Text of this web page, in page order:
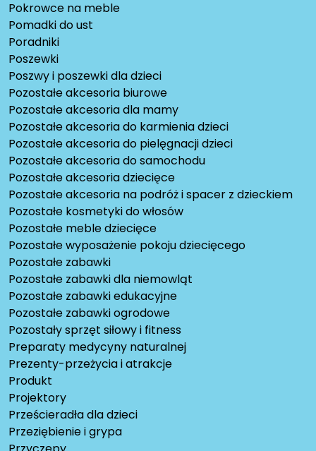
Pokrowce na meble
Pomadki do ust
Poradniki
Poszewki
Poszwy i poszewki dla dzieci
Pozostałe akcesoria biurowe
Pozostałe akcesoria dla mamy
Pozostałe akcesoria do karmienia dzieci
Pozostałe akcesoria do pielęgnacji dzieci
Pozostałe akcesoria do samochodu
Pozostałe akcesoria dziecięce
Pozostałe akcesoria na podróż i spacer z dzieckiem
Pozostałe kosmetyki do włosów
Pozostałe meble dziecięce
Pozostałe wyposażenie pokoju dziecięcego
Pozostałe zabawki
Pozostałe zabawki dla niemowląt
Pozostałe zabawki edukacyjne
Pozostałe zabawki ogrodowe
Pozostały sprzęt siłowy i fitness
Preparaty medycyny naturalnej
Prezenty-przeżycia i atrakcje
Produkt
Projektory
Prześcieradła dla dzieci
Przeziębienie i grypa